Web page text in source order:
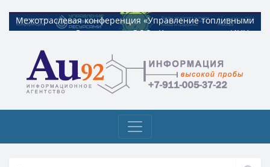
Межотраслевая конференция «Управление топливными
ресурсами». Организатор ООО «Квадрат ресурс» ИНН
Межотраслевая конференция «Управление топливными
ресурсами». Организатор ООО «Квадрат ресурс» ИНН